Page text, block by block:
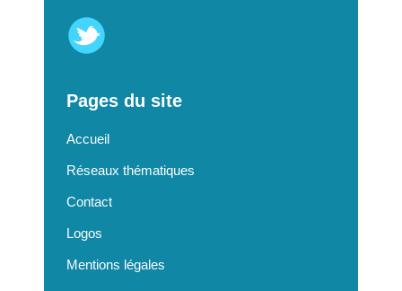
Pages du site
Accueil
Réseaux thématiques
Contact
Logos
Mentions légales